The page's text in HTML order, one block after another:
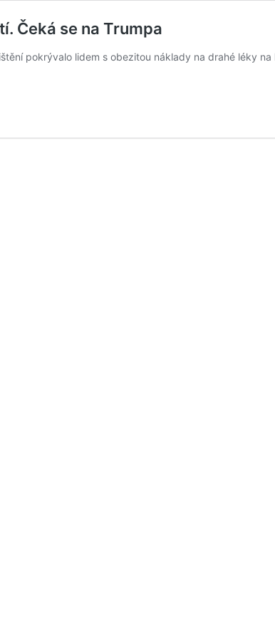
Čeká se na Trumpa
pokrývalo lidem s obezitou náklady na drahé léky